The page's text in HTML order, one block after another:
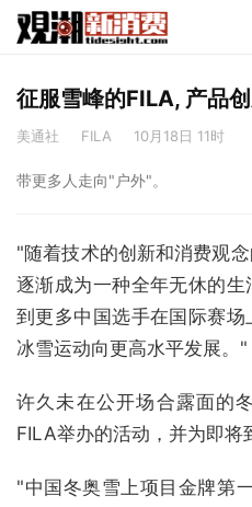
征服雪峰的FILA, 产品
美通社 FILA 10月18日 11时
带更多人走向"户外"。
"随着技术的创新和消费观
逐渐成为一种全年无休的
到更多中国选手在国际赛
冰雪运动向更高水平发展。"
许久未在公开场合露面的
FILA举办的活动，并为即将
"中国冬奥雪上项目金牌第